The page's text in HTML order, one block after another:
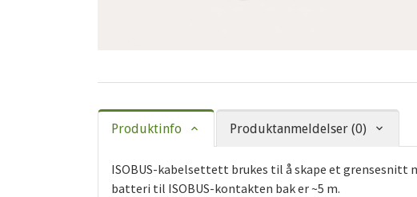
Produktinfo Produktanmeldelser (0)
ISOBUS-kabelsettett brukes til å skape et grensesnitt
batteri til ISOBUS-kontakten bak er ~5 m.